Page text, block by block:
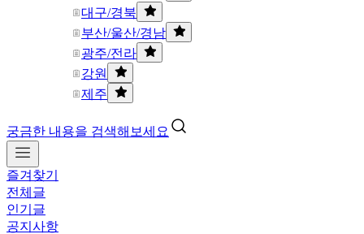
대구/경북
부산/울산/경남
광주/전라
강원
제주
궁금한 내용을 검색해보세요
즐겨찾기
전체글
인기글
공지사항